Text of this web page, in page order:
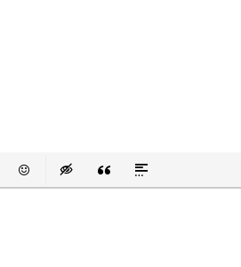
защищенную ссылку
Вставить смайлик
Вставка скрытого текста
Вставка цитаты
Вставка спойлера